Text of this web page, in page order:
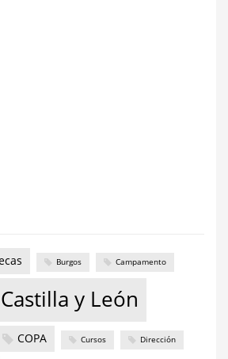
Burgos Campamento
Castilla y León
COPA Cursos Dirección